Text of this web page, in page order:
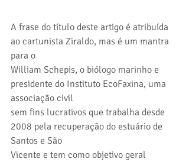
A frase do título deste artigo é atribuída
ao cartunista Ziraldo, mas é um mantra
para o
William Schepis, o biólogo marinho e
presidente do Instituto EcoFaxina, uma
associação civil
sem fins lucrativos que trabalha desde
2008 pela recuperação do estuário de
Santos e São
Vicente e tem como objetivo geral